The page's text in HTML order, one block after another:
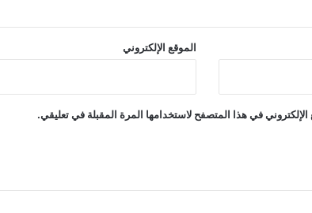
الموقع الإلكتروني
في هذا المتصفح لاستخدامها المرة المقبلة في تعليقي.